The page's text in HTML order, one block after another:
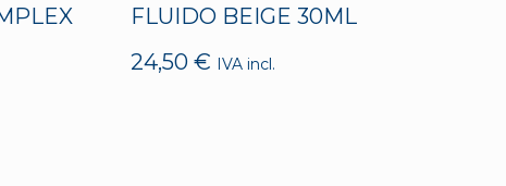
FLUIDO BEIGE 30ML
24,50€ IVA incl.